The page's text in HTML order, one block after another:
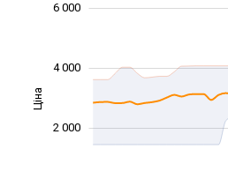
Ціна
2 000
4 000
6 000